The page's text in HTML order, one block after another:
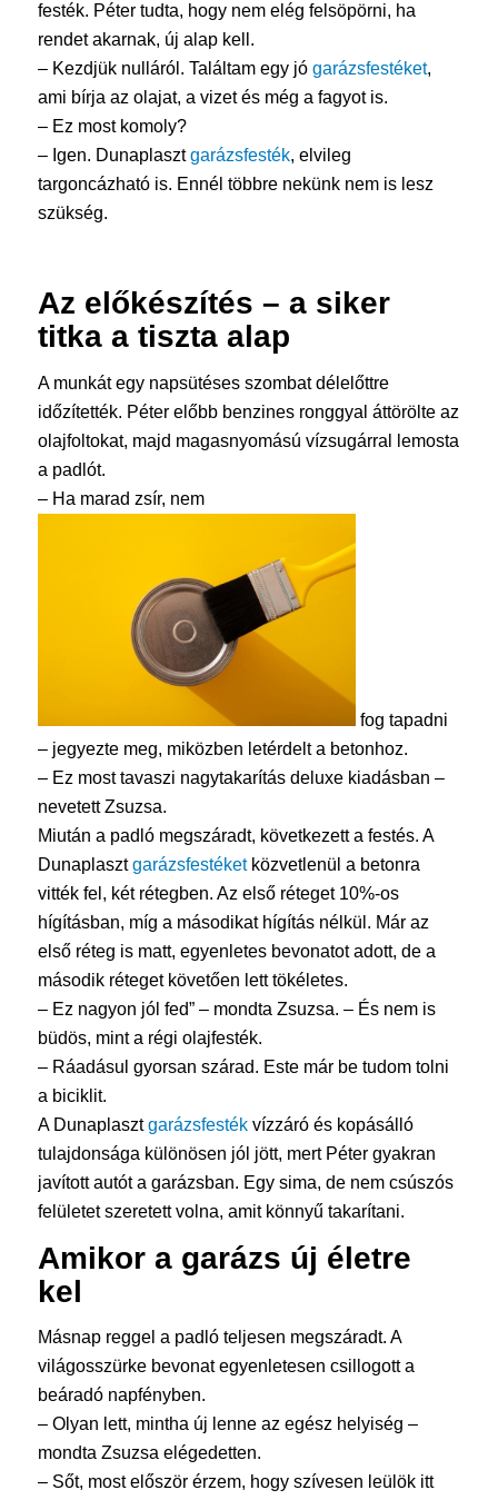
festék. Péter tudta, hogy nem elég felsöpörni, ha
rendet akarnak, új alap kell.
– Kezdjük nulláról. Találtam egy jó garázsfestéket,
ami bírja az olajat, a vizet és még a fagyot is.
– Ez most komoly?
– Igen. Dunaplasztgarázsfesték, elvileg
targoncázható is. Ennél többre nekünk nem is lesz
szükség.
Az előkészítés – a siker
titka a tiszta alap
A munkát egy napsütéses szombat délelőttre
időzítették. Péter előbb benzines ronggyal áttörölte az
olajfoltokat, majd magasnyomású vízsugárral lemosta
a padlót.
– Ha marad zsír, nem
fog tapadni
– jegyezte meg, miközben letérdelt a betonhoz.
– Ez most tavaszi nagytakarítás deluxe kiadásban –
nevetett Zsuzsa.
Miután a padló megszáradt, következett a festés. A
Dunaplasztgarázsfestéketközvetlenül a betonra
vitték fel, két rétegben. Az első réteget 10%-os
hígításban, míg a másodikat hígítás nélkül. Már az
első réteg is matt, egyenletes bevonatot adott, de a
második réteget követően lett tökéletes.
– Ez nagyon jól fed” – mondta Zsuzsa. – És nem is
büdös, mint a régi olajfesték.
– Ráadásul gyorsan szárad. Este már be tudom tolni
a biciklit.
A Dunaplasztgarázsfestékvízzáró és kopásálló
tulajdonsága különösen jól jött, mert Péter gyakran
javított autót a garázsban. Egy sima, de nem csúszós
felületet szeretett volna, amit könnyű takarítani.
Amikor a garázs új életre
kel
Másnap reggel a padló teljesen megszáradt. A
világosszürke bevonat egyenletesen csillogott a
beáradó napfényben.
– Olyan lett, mintha új lenne az egész helyiség –
mondta Zsuzsa elégedetten.
– Sőt, most először érzem, hogy szívesen leülök itt